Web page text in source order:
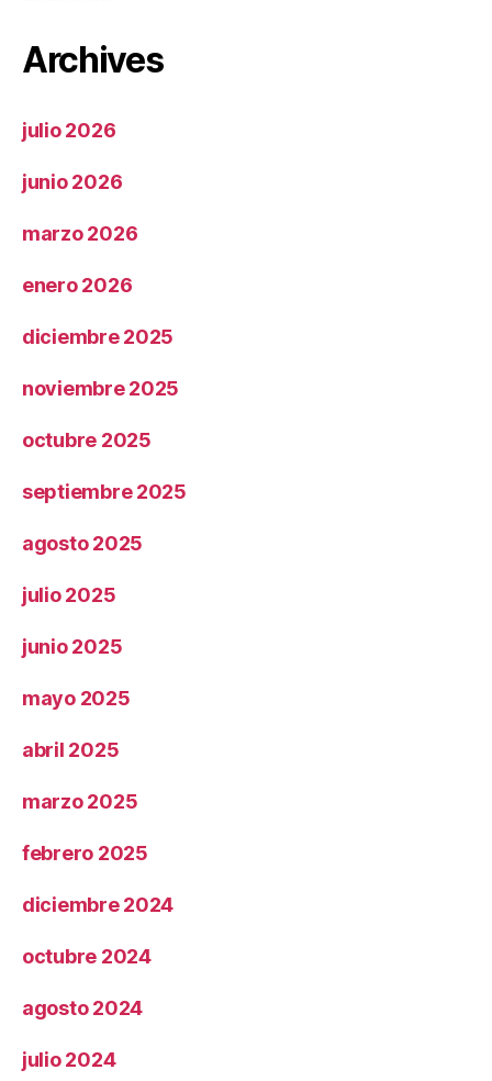
Archives
julio 2026
junio 2026
marzo 2026
enero 2026
diciembre 2025
noviembre 2025
octubre 2025
septiembre 2025
agosto 2025
julio 2025
junio 2025
mayo 2025
abril 2025
marzo 2025
febrero 2025
diciembre 2024
octubre 2024
agosto 2024
julio 2024